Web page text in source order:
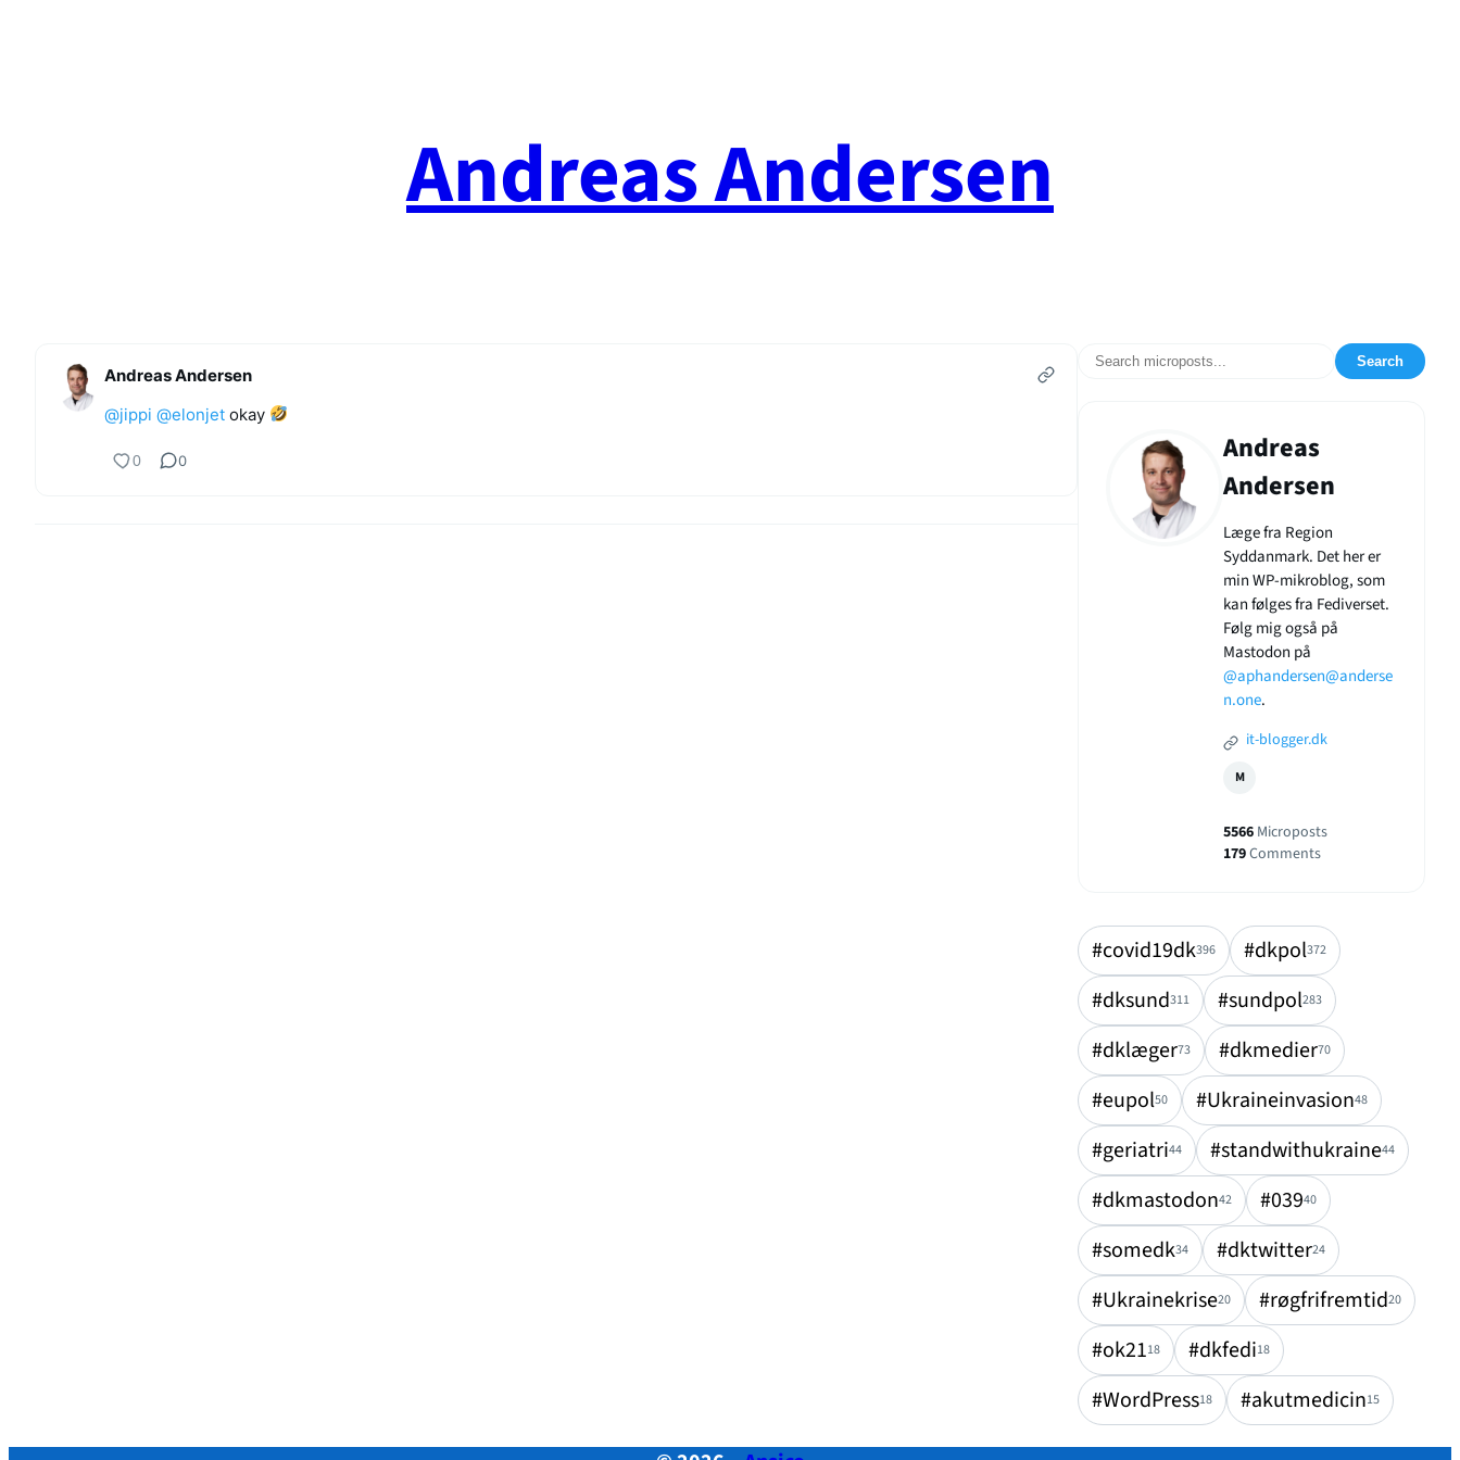
Andreas Andersen
Andreas Andersen
@jippi @elonjet okay
0 0
Search
Andreas
Andersen
Læge fra Region
Syddanmark. Det her er
min WP-mikroblog, som
kan følges fra Fediverset.
Følg mig også på
Mastodon på
@aphandersen@anderse
n.one.
it-blogger.dk
M
5566 Microposts
179Comments
#covid19dk396 #dkpol372
#dksund311 #sundpol283
#dklæger73 #dkmedier70
#eupol50 #Ukraineinvasion48
#geriatri44 #standwithukraine44
#dkmastodon42 #03940
#somedk34 #dktwitter24
#Ukrainekrise20 #røgfrifremtid20
#ok2118 #dkfedi18
#WordPress18 #akutmedicin15